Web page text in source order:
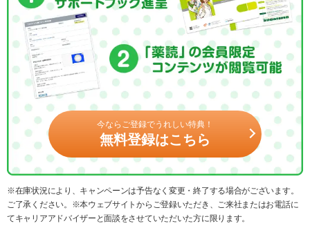
今ならご登録でうれしい特典！
無料登録はこちら
※在庫状況により、キャンペーンは予告なく変更・終了する場合がございます。
ご了承ください。※本ウェブサイトからご登録いただき、ご来社またはお電話に
てキャリアアドバイザーと面談をさせていただいた方に限ります。